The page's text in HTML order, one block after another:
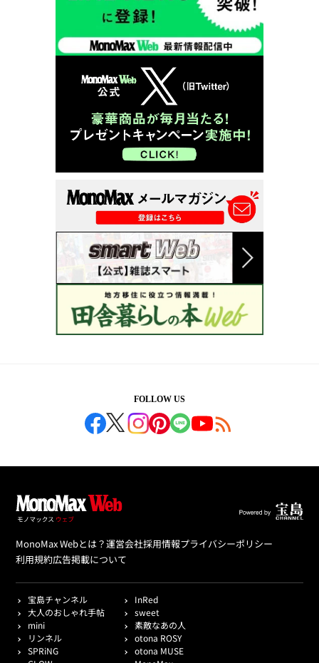
FOLLOW US
MonoMax Webとは？運営会社採用情報プライバシーポリシー
利用規約広告掲載について
宝島チャンネル
InRed
大人のおしゃれ手帖
sweet
mini
素敵なあの人
リンネル
otona ROSY
SPRiNG
otona MUSE